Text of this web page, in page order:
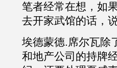
笔者经常在想，如
去开家武馆的话，
埃德蒙德.席尔瓦除
和地产公司的持牌